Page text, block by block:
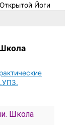
Йоги
Школа